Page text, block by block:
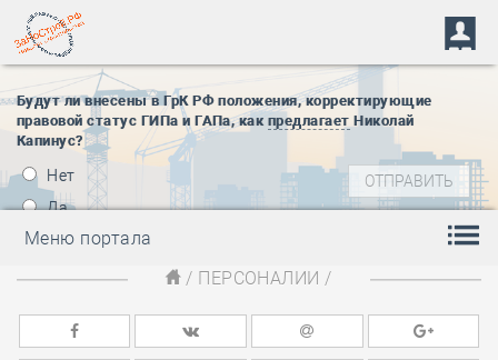
Будут ли внесены в ГрК РФ положения, корректирующие
правовой статус ГИПа и ГАПа, как предлагает Николай
Капинус?
Нет
Да
Меню портала
/ ПЕРСОНАЛИИ /